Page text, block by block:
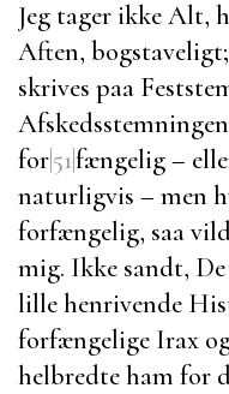
Jeg tager ikke Alt,
Aften,
skrives paa
for|51|fængelig –
naturligvis – men
forfængelig, saa
mig. Ikke sandt,
lille henrivende
forfængelige Irax
helbredte ham for